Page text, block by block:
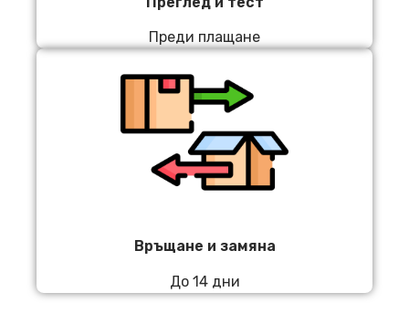
Преди плащане
Връщане и замяна
До 14 дни